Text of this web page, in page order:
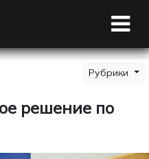
Рубрики
решение по